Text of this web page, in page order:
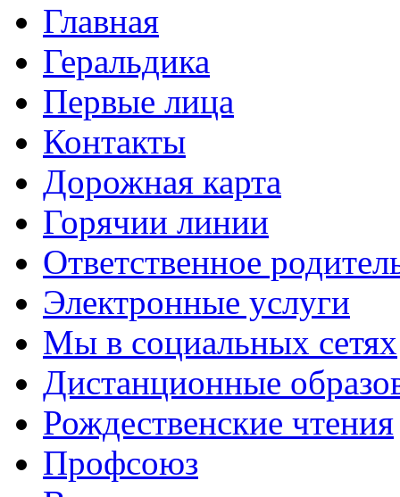
Главная
Геральдика
Первые лица
Контакты
Дорожная карта
Горячии линии
Ответственное
Электронные услуги
Мы в социальных сетях
Дистанционные
Рождественские чтения
Профсоюз